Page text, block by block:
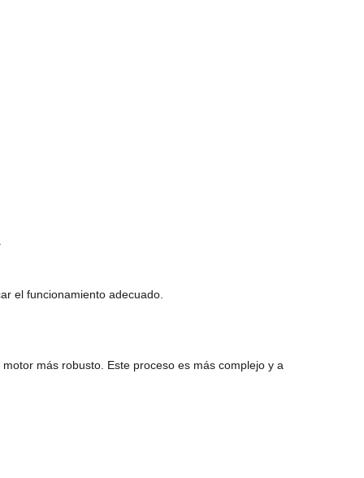
el funcionamiento adecuado.
más robusto. Este proceso es más complejo y a